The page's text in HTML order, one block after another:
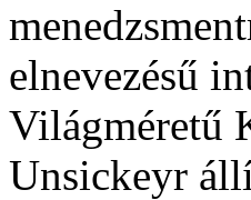
elnevezésű
Világméretű
Unsickeyr